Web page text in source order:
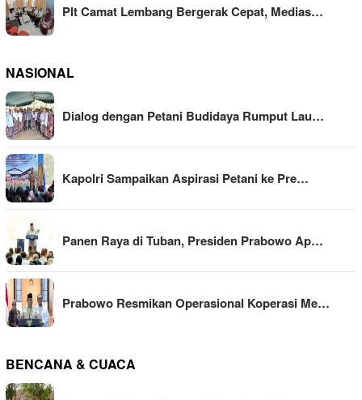
Plt Camat Lembang Bergerak Cepat, Medias…
NASIONAL
Dialog dengan Petani Budidaya Rumput Lau…
Kapolri Sampaikan Aspirasi Petani ke Pre…
Panen Raya di Tuban, Presiden Prabowo Ap…
Prabowo Resmikan Operasional Koperasi Me…
BENCANA & CUACA